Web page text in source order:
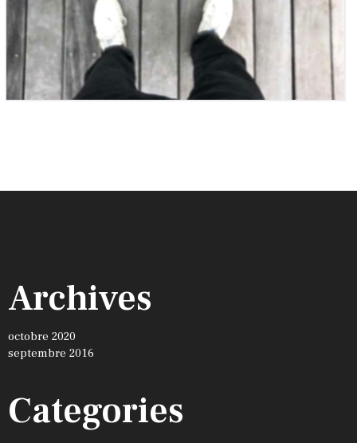
Archives
octobre 2020
septembre 2016
Categories